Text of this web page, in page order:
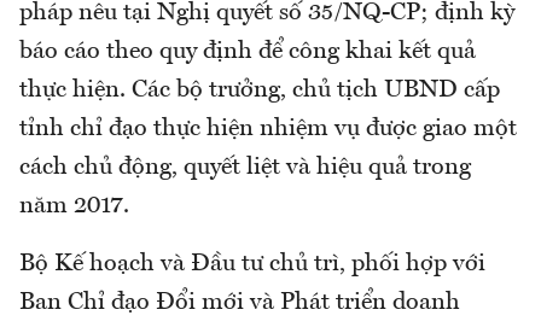
pháp nêu tại Nghị quyết số 35/NQ-CP; định kỳ
báo cáo theo quy định để công khai kết quả
thực hiện. Các bộ trưởng, chủ tịch UBND cấp
tỉnh chỉ đạo thực hiện nhiệm vụ được giao một
cách chủ động, quyết liệt và hiệu quả trong
năm 2017.
Bộ Kế hoạch và Đầu tư chủ trì, phối hợp với
Ban Chỉ đạo Đổi mới và Phát triển doanh